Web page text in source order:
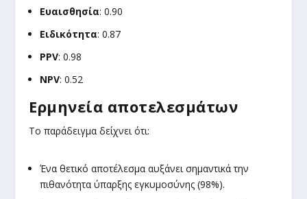
Ευαισθησία: 0.90
Ειδικότητα: 0.87
PPV: 0.98
NPV: 0.52
Ερμηνεία αποτελεσμάτων
Το παράδειγμα δείχνει ότι:
Ένα θετικό αποτέλεσμα αυξάνει σημαντικά την
πιθανότητα ύπαρξης εγκυμοσύνης (98%).